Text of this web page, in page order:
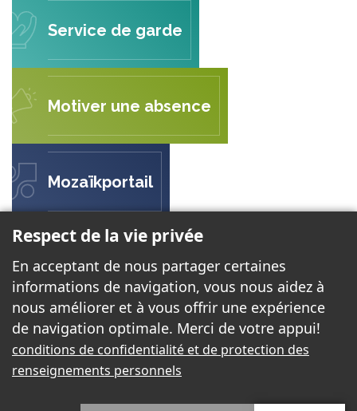
Service de garde
Motiver une absence
Mozaïkportail
ÉCOLE DE L'ENVOLÉE
299 rue Ernest Gaboury
Gatineau, QC J8V 2P8
Téléphone: 819 568-5764
Respect de la vie privée
En acceptant de nous partager certaines
informations de navigation, vous nous aidez à
nous améliorer et à vous offrir une expérience
de navigation optimale. Merci de votre appui!
conditions de confidentialité et de protection des
renseignements personnels